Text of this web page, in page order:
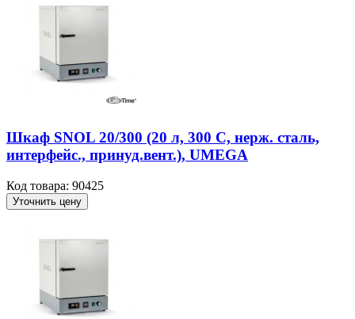
Шкаф SNOL 20/300 (20 л, 300 С, нерж. сталь,
интерфейс., принуд.вент.), UMEGA
Код товара: 90425
Уточнить цену